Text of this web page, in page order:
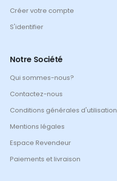
Créer votre compte
S'identifier
Notre Société
Qui sommes-nous?
Contactez-nous
Conditions générales d'utilisation
Mentions légales
Espace Revendeur
Paiements et livraison